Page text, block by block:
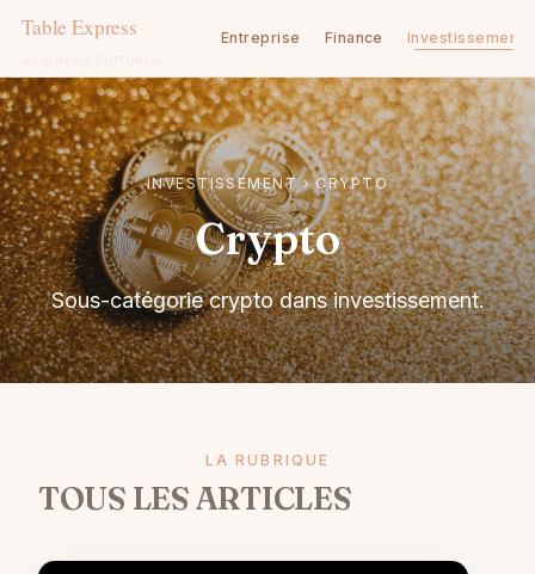
Entreprise Finance Investissement
Aller
au
contenu
INVESTISSEMENT › CRYPTO
Crypto
Sous-catégorie crypto dans investissement.
LA RUBRIQUE
TOUS LES ARTICLES